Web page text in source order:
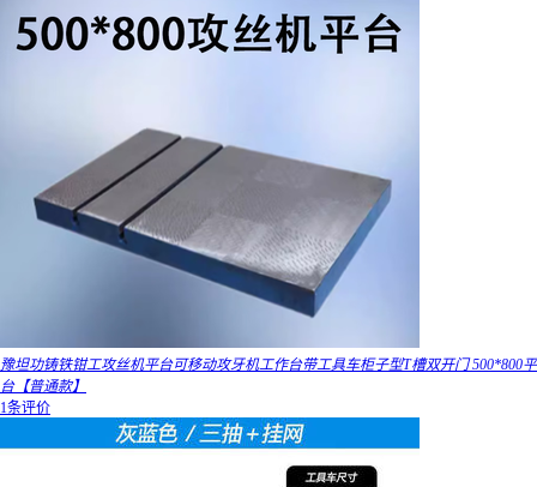
豫坦功铸铁钳工攻丝机平台可移动攻牙机工作台带工具车柜子型T槽双开门 500*800平
台【普通款】
1条评价